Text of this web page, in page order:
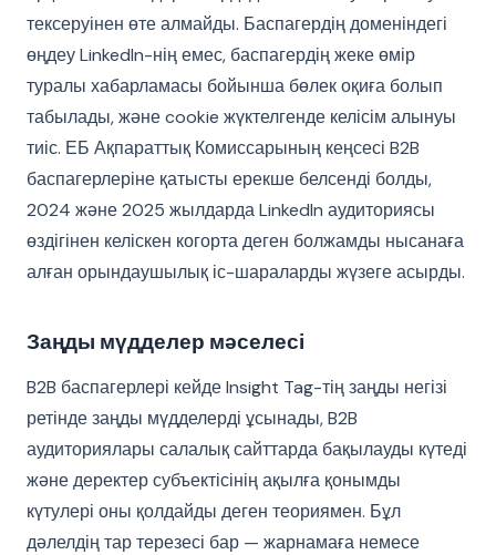
тексеруінен өте алмайды. Баспагердің доменіндегі
өңдеу LinkedIn-нің емес, баспагердің жеке өмір
туралы хабарламасы бойынша бөлек оқиға болып
табылады, және cookie жүктелгенде келісім алынуы
тиіс. ЕБ Ақпараттық Комиссарының кеңсесі B2B
баспагерлеріне қатысты ерекше белсенді болды,
2024 және 2025 жылдарда LinkedIn аудиториясы
өздігінен келіскен когорта деген болжамды нысанаға
алған орындаушылық іс-шараларды жүзеге асырды.
Заңды мүдделер мәселесі
B2B баспагерлері кейде Insight Tag-тің заңды негізі
ретінде заңды мүдделерді ұсынады, B2B
аудиториялары салалық сайттарда бақылауды күтеді
және деректер субъектісінің ақылға қонымды
күтулері оны қолдайды деген теориямен. Бұл
дәлелдің тар терезесі бар — жарнамаға немесе